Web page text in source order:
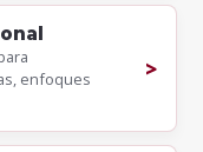
enfoques